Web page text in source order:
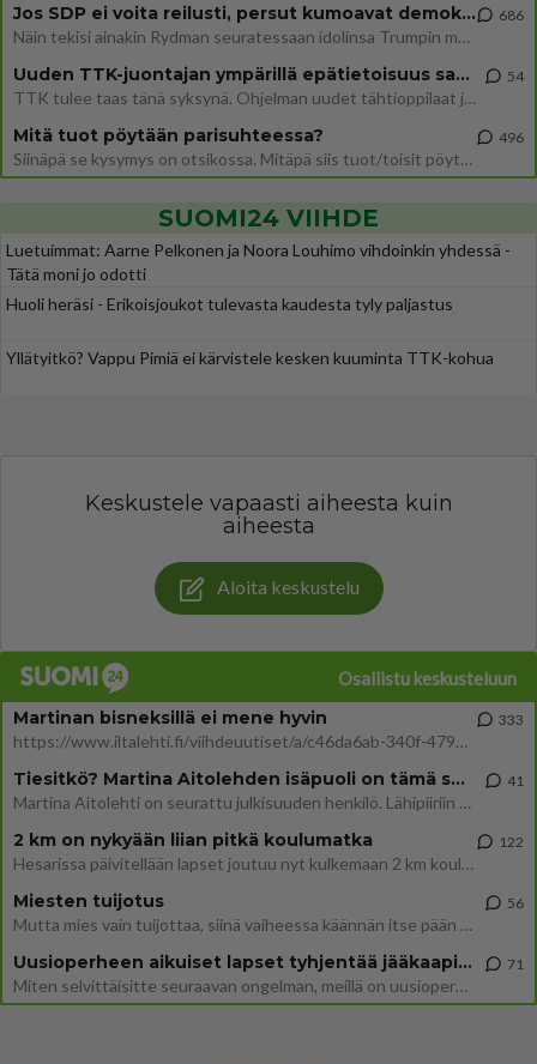
Jos SDP ei voita reilusti, persut kumoavat demokratian Suomesta
Näin tekisi ainakin Rydman seuratessaan idolinsa Trumpin mallia https://www.is.fi/politiikka/art-2000012187244.html
686
Uuden TTK-juontajan ympärillä epätietoisuus sakenee - Nyt MTV hämmentää soppaa
TTK tulee taas tänä syksynä. Ohjelman uudet tähtioppilaat julkistetaan torstaina 6. elokuuta klo 14 alkavassa lehdistö
54
Mitä tuot pöytään parisuhteessa?
Siinäpä se kysymys on otsikossa. Mitäpä siis tuot/toisit pöytään parisuhteessa? Oletko mies vai nainen? Koetko sen mitä
496
SUOMI24 VIIHDE
Luetuimmat: Aarne Pelkonen ja Noora Louhimo vihdoinkin yhdessä -
Tätä moni jo odotti
Huoli heräsi - Erikoisjoukot tulevasta kaudesta tyly paljastus
Yllätyitkö? Vappu Pimiä ei kärvistele kesken kuuminta TTK-kohua
Keskustele vapaasti aiheesta kuin
aiheesta
Aloita keskustelu
Osallistu keskusteluun
Martinan bisneksillä ei mene hyvin
https://www.iltalehti.fi/viihdeuutiset/a/c46da6ab-340f-4790-aaa7-0865eed2336 Yrityksen konkurssihakemus on tullut kärä
333
Tiesitkö? Martina Aitolehden isäpuoli on tämä suosittu laulaja
Martina Aitolehti on seurattu julkisuuden henkilö. Lähipiiriin mahtuu muitakin tunnettuja henkilöitä. Tiesitkö, että Ma
41
2 km on nykyään liian pitkä koulumatka
Hesarissa päivitellään lapset joutuu nyt kulkemaan 2 km kouluun jösses. Ruostefillarilla tuo matka menee vaikka miten äk
122
Miesten tuijotus
Mutta mies vain tuijottaa, siinä vaiheessa käännän itse pään pois. Mikä juttu? Yleensä jos joku tuijottaa tai katsoo, hä
56
Uusioperheen aikuiset lapset tyhjentää jääkaapin käydessään
Miten selvittäisitte seuraavan ongelman, meillä on uusioperhe, minulla teini-ikäiset lapset ja puolisolla aikuiset, jotk
71